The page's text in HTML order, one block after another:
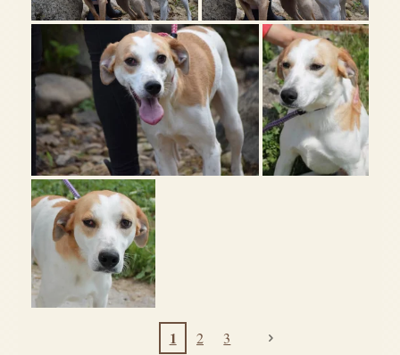
1 2 3